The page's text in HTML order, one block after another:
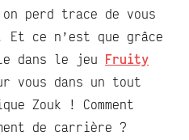
perd trace de vous
Et ce n’est que grâce
dans le jeu Fruity
vous dans un tout
Zouk ! Comment
de carrière ?